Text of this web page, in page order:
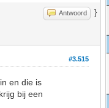
Antwoord }
#3.515
en die is
bij een